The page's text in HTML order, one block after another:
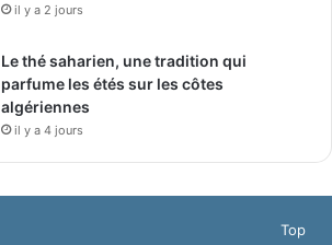
il y a 2 jours
Le thé saharien, une tradition qui
parfume les étés sur les côtes
algériennes
il y a 4 jours
Top